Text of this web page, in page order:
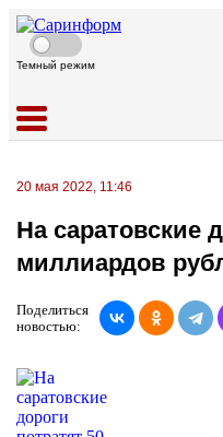
Темный режим
20 мая 2022, 11:46
На саратовские
миллиардов
Поделиться
новостью: